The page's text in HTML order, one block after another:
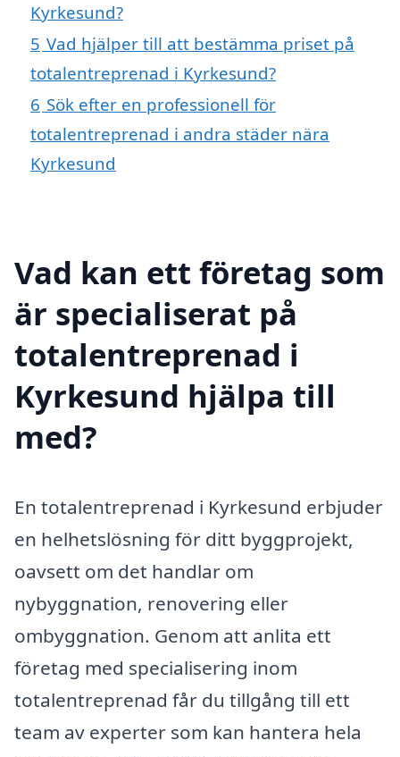
Kyrkesund?
5 Vad hjälper till att bestämma priset på
totalentreprenad i Kyrkesund?
6 Sök efter en professionell för
totalentreprenad i andra städer nära
Kyrkesund
Vad kan ett företag som
är specialiserat på
totalentreprenad i
Kyrkesund hjälpa till
med?
En totalentreprenad i Kyrkesund erbjuder
en helhetslösning för ditt byggprojekt,
oavsett om det handlar om
nybyggnation, renovering eller
ombyggnation. Genom att anlita ett
företag med specialisering inom
totalentreprenad får du tillgång till ett
team av experter som kan hantera hela